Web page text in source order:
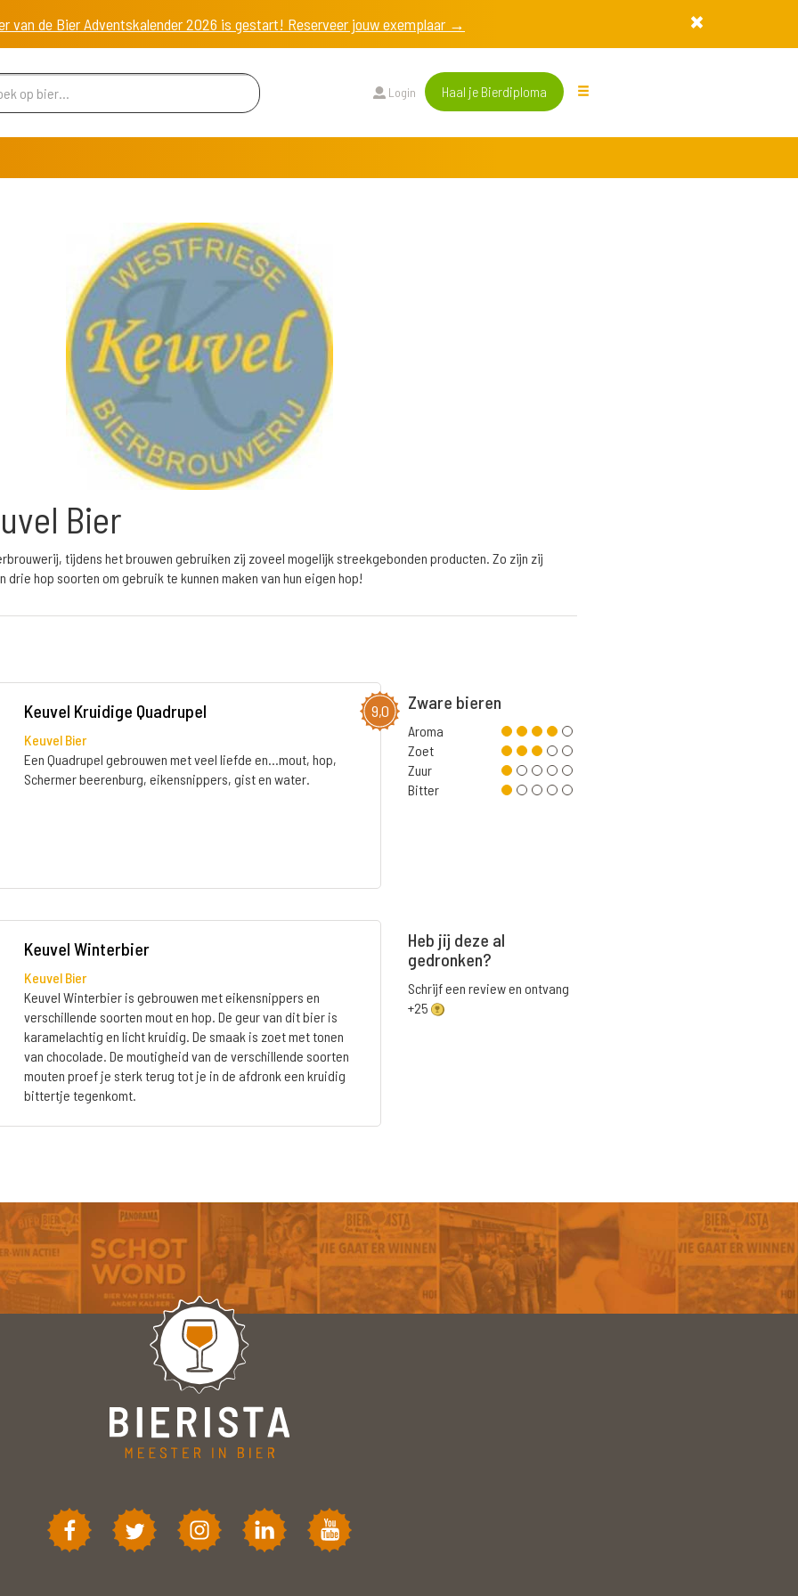
van de Bier Adventskalender 2026 is gestart! Reserveer jouw exemplaar →
Login Haal je Bierdiploma
Bier
tijdens het brouwen gebruiken zij zoveel mogelijk streekgebonden producten. Zo zijn zij
hop soorten om gebruik te kunnen maken van hun eigen hop!
9,0
Keuvel Kruidige Quadrupel
Keuvel Bier
Een Quadrupel gebrouwen met veel liefde en…mout, hop,
Schermer beerenburg, eikensnippers, gist en water.
Zware bieren
Aroma
Zoet
Zuur
Bitter
Keuvel Winterbier
Keuvel Bier
Keuvel Winterbier is gebrouwen met eikensnippers en
verschillende soorten mout en hop. De geur van dit bier is
karamelachtig en licht kruidig. De smaak is zoet met tonen
van chocolade. De moutigheid van de verschillende soorten
mouten proef je sterk terug tot je in de afdronk een kruidig
bittertje tegenkomt.
Heb jij deze al
gedronken?
Schrijf een review en ontvang
+25